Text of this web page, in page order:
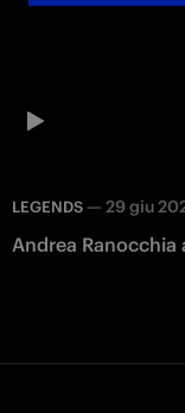
LEGENDS — 29 giu
Andrea Ranocchia